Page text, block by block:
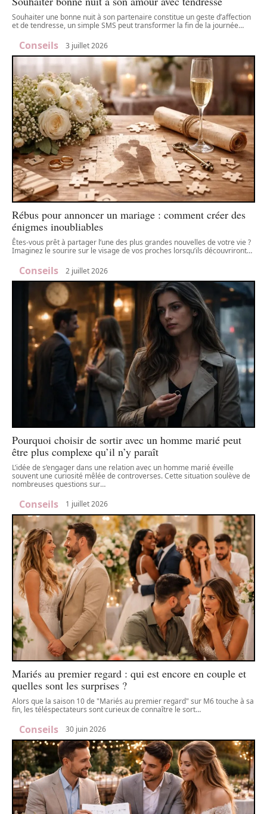
Souhaiter une bonne nuit à son partenaire constitue un geste d’affection
et de tendresse, un simple SMS peut transformer la fin de la journée…
Conseils 3 juillet 2026
Rébus pour annoncer un mariage : comment créer des
énigmes inoubliables
Êtes-vous prêt à partager l’une des plus grandes nouvelles de votre vie ?
Imaginez le sourire sur le visage de vos proches lorsqu’ils découvriront…
Conseils 2 juillet 2026
Pourquoi choisir de sortir avec un homme marié peut
être plus complexe qu’il n’y paraît
L’idée de s’engager dans une relation avec un homme marié éveille
souvent une curiosité mêlée de controverses. Cette situation soulève de
nombreuses questions sur…
Conseils 1 juillet 2026
Mariés au premier regard : qui est encore en couple et
quelles sont les surprises ?
Alors que la saison 10 de "Mariés au premier regard" sur M6 touche à sa
fin, les téléspectateurs sont curieux de connaître le sort…
Conseils 30 juin 2026